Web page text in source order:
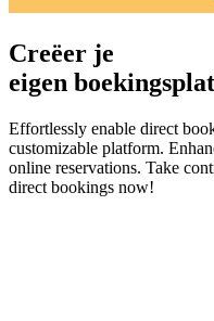
Creëer je
eigen
Effortlessly enable direct
customizable platform.
online reservations. Take
direct bookings now!